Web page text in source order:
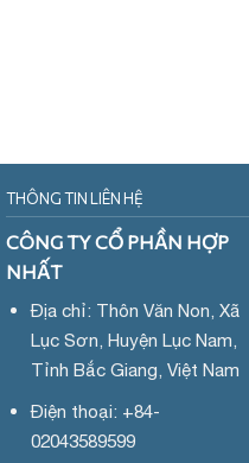
THÔNG TIN LIÊN HỆ
CÔNG TY CỔ PHẦN HỢP
NHẤT
Địa chỉ: Thôn Văn Non, Xã
Lục Sơn, Huyện Lục Nam,
Tỉnh Bắc Giang, Việt Nam
Điện thoại: +84-
02043589599